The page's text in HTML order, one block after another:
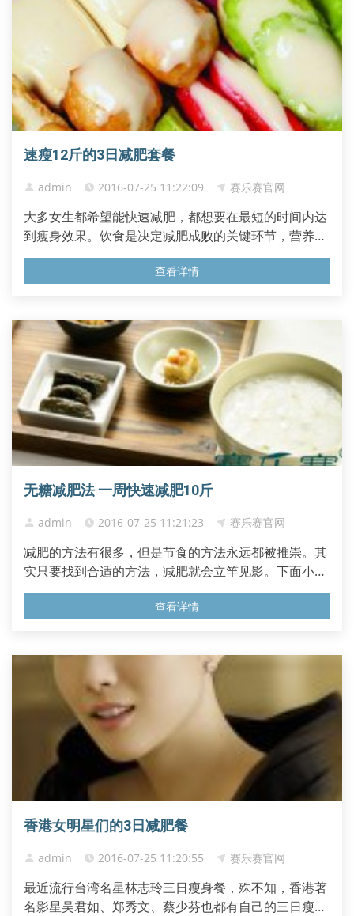
速瘦12斤的3日减肥套餐
admin 2016-07-25 11:22:09 赛乐赛官网
大多女生都希望能快速减肥，都想要在最短的时间内达
到瘦身效果。饮食是决定减肥成败的关键环节，营养均
衡的减肥食谱能助您健康减肥。希望下面的三日减肥套
餐能对身材有要求的女生们有所帮助。 第一天：菜肴也
份、白灼虾十个。...
查看详情
无糖减肥法 一周快速减肥10斤
admin 2016-07-25 11:21:23 赛乐赛官网
减肥的方法有很多，但是节食的方法永远都被推崇。其
实只要找到合适的方法，减肥就会立竿见影。下面小编
就向大家介绍三种减肥餐，只要你巧用这3种减肥餐，
一周快速减肥10斤。 第一种： 葡萄 柚、脱脂 牛奶 减
一种30年前在西方...
查看详情
香港女明星们的3日减肥餐
admin 2016-07-25 11:20:55 赛乐赛官网
最近流行台湾名星林志玲三日瘦身餐，殊不知，香港著
名影星吴君如、郑秀文、蔡少芬也都有自己的三日瘦身